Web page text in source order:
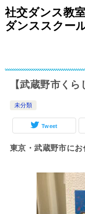
社交ダンス教
ダンススクー
【武蔵野市く
未分類
Tweet
東京・武蔵野市に